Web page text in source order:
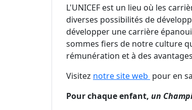
L'UNICEF est un lieu où les
diverses possibilités de
développer une carrière
sommes fiers de notre culture
rémunération et à des
Visitez notre site web pour en
Pour chaque enfant, un